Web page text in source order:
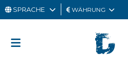
MANN
SPRACHE WÄHRUNG